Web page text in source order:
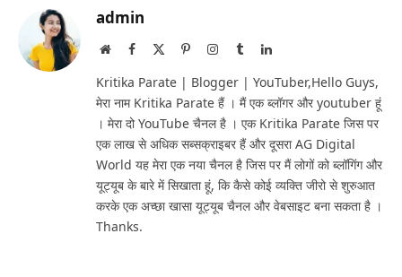
admin
WebsiteFacebook PinterestInstagram
TumblrLinkedIn
Kritika Parate | Blogger | YouTuber,Hello Guys,
मेरा नाम Kritika Parate हैं । मैं एक ब्लॉगर और youtuber हूं
। मेरा दो YouTube चैनल है । एक Kritika Parate जिस पर
एक लाख से अधिक सब्सक्राइबर हैं और दूसरा AG Digital
World यह मेरा एक नया चैनल है जिस पर मैं लोगों को ब्लॉगिंग और
यूट्यूब के बारे में सिखाता हूं, कि कैसे कोई व्यक्ति जीरो से शुरुआत
करके एक अच्छा खासा यूट्यूब चैनल और वेबसाइट बना सकता है ।
Thanks.